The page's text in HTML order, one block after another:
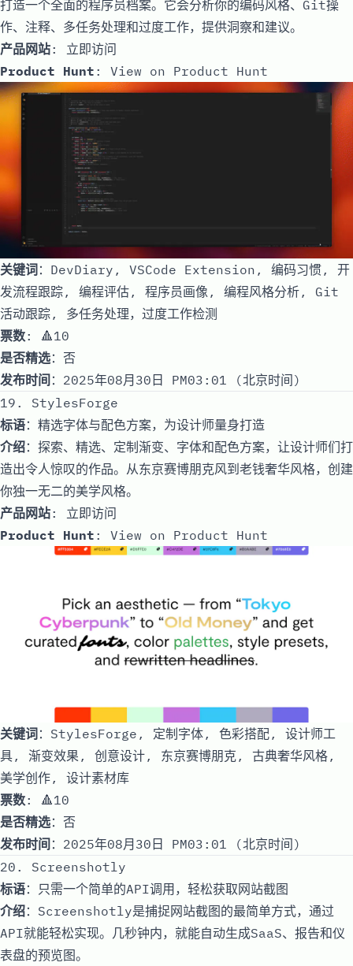
打造一个全面的程序员档案。它会分析你的编码风格、Git操
作、注释、多任务处理和过度工作，提供洞察和建议。
产品网站: 立即访问
Product Hunt : View on Product Hunt
关键词：DevDiary, VSCode Extension, 编码习惯, 开
发流程跟踪, 编程评估, 程序员画像, 编程风格分析, Git
活动跟踪, 多任务处理，过度工作检测
票数: 🔺10
是否精选：否
发布时间 ：2025年08月30日 PM03:01 (北京时间)
19. StylesForge
标语：精选字体与配色方案，为设计师量身打造
介绍：探索、精选、定制渐变、字体和配色方案，让设计师们打
造出令人惊叹的作品。从东京赛博朋克风到老钱奢华风格，创建
你独一无二的美学风格。
产品网站: 立即访问
Product Hunt : View on Product Hunt
关键词：StylesForge, 定制字体, 色彩搭配, 设计师工
具, 渐变效果, 创意设计, 东京赛博朋克, 古典奢华风格,
美学创作, 设计素材库
票数: 🔺10
是否精选：否
发布时间 ：2025年08月30日 PM03:01 (北京时间)
20. Screenshotly
标语：只需一个简单的API调用，轻松获取网站截图
介绍：Screenshotly是捕捉网站截图的最简单方式，通过
API就能轻松实现。几秒钟内，就能自动生成SaaS、报告和仪
表盘的预览图。